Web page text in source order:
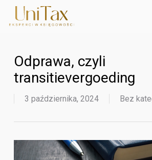
main
Odprawa, czyli
transitievergoeding
3 października, 2024 Bez